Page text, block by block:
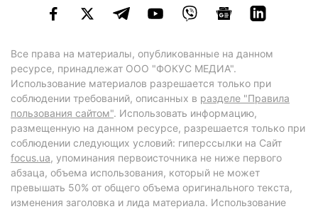
Все права на материалы, опубликованные на данном
ресурсе, принадлежат ООО "ФОКУС МЕДИА".
Использование материалов разрешается только при
соблюдении требований, описанных в разделе "Правила
пользования сайтом". Использовать информацию,
размещенную на данном ресурсе, разрешается только при
соблюдении следующих условий: гиперссылки на Сайт
focus.ua, упоминания первоисточника не ниже первого
абзаца, объема использования, который не может
превышать 50% от общего объема оригинального текста,
изменения заголовка и лида материала. Использование